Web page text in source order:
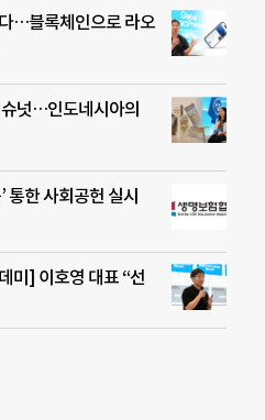
…블록체인으로 라오
넛…인도네시아의
통한 사회공헌 실시
미] 이호영 대표 “선